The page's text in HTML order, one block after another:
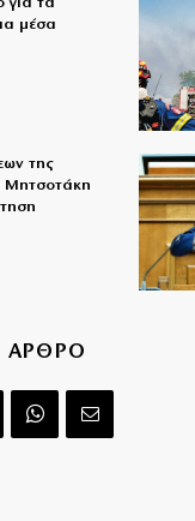
για τα
μέσα
της
Μητσοτάκη
ΑΡΘΡΟ